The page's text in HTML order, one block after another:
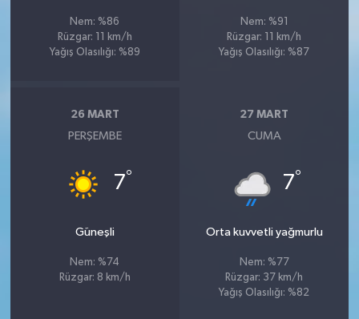
Nem: %86
Rüzgar: 11 km/h
Yağış Olasılığı: %89
Nem: %91
Rüzgar: 11 km/h
Yağış Olasılığı: %87
26 MART
PERŞEMBE
7°
Güneşli
Nem: %74
Rüzgar: 8 km/h
27 MART
CUMA
7°
Orta kuvvetli yağmurlu
Nem: %77
Rüzgar: 37 km/h
Yağış Olasılığı: %82